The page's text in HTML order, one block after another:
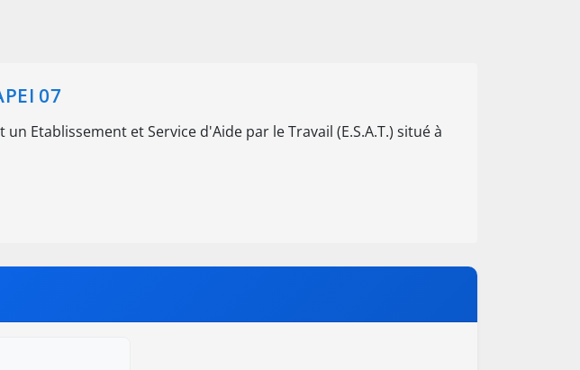
07
un Etablissement et Service d'Aide par le Travail (E.S.A.T.) situé à